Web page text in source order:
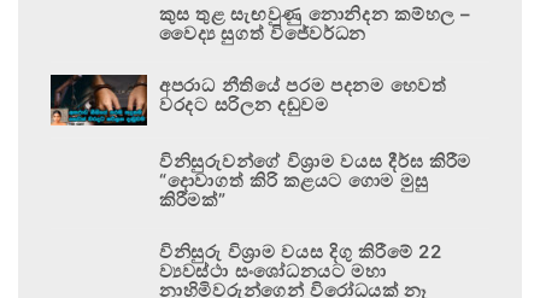
කුස තුළ සැඟවුණු නොනිදන කම්හල –
වෛද්‍ය සුගත් විජේවර්ධන
අපරාධ නීතියේ පරම පදනම හෙවත්
වරදට සරිලන දඬුවම
විනිසුරුවන්ගේ විශ්‍රාම වයස දීර්ඝ කිරීම
“දොවාගත් කිරි කළයට ගොම මුසු
කිරීමක්”
විනිසුරු විශ්‍රාම වයස දිගු කිරීමේ 22
ව්‍යවස්ථා සංශෝධනයට මහා
නාහිමිවරුන්ගෙන් විරෝධයක් නෑ